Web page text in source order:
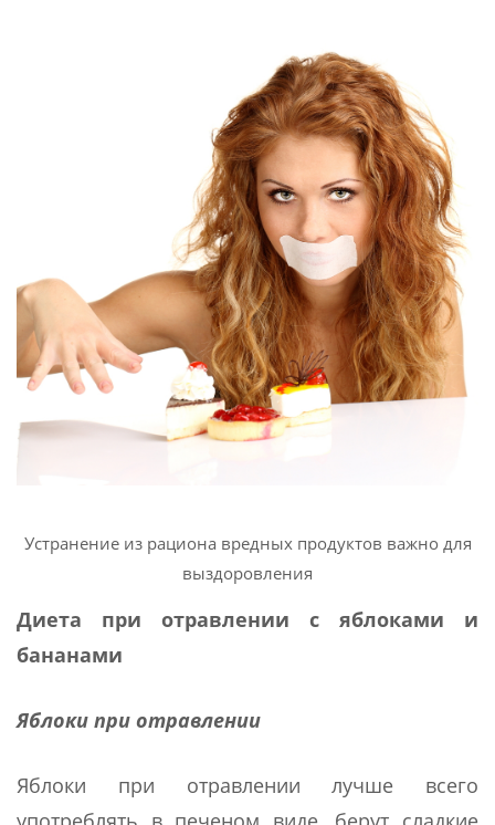
Устранение из рациона вредных продуктов важно для
выздоровления
Диета при отравлении с яблоками и
бананами
Яблоки при отравлении
Яблоки при отравлении лучше всего